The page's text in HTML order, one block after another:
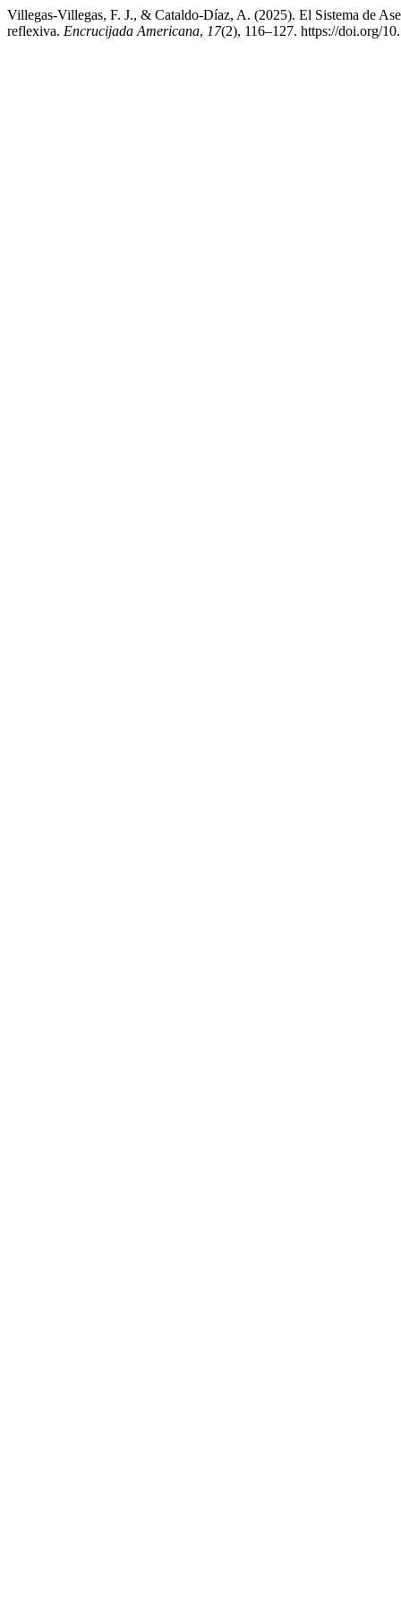
Villegas-Villegas, F. J., & Cataldo-Díaz, A. (2025). El Sistema de
reflexiva. Encrucijada Americana, 17(2), 116–127. https://doi.org/